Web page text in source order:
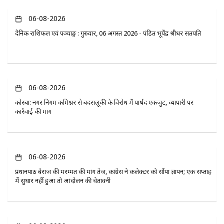
06-08-2026
दैनिक राशिफल एवं पञ्चाङ्ग : गुरुवार, 06 अगस्त 2026 - पंडित भूपेंद्र श्रीधर सतपति
06-08-2026
कोरबा: नगर निगम कमिश्नर से बदसलूकी के विरोध में पार्षद एकजुट, व्यापारी पर
कार्रवाई की मांग
06-08-2026
प्रधानपाठ बैराज की मरम्मत की मांग तेज, कांग्रेस ने कलेक्टर को सौंपा ज्ञापन; एक सप्ताह
में सुधार नहीं हुआ तो आंदोलन की चेतावनी